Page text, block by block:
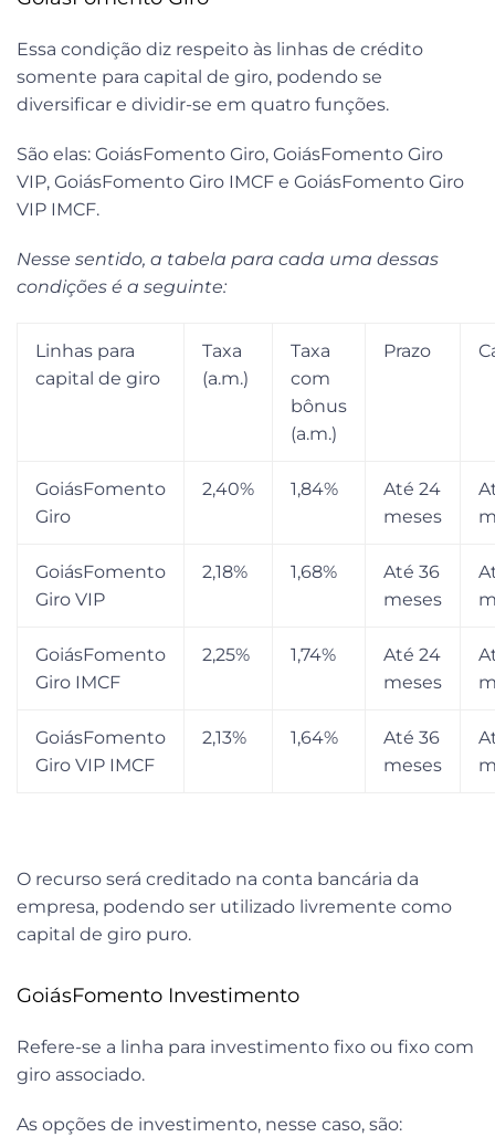
Essa condição diz respeito às linhas de crédito
somente para capital de giro, podendo se
diversificar e dividir-se em quatro funções.
São elas: GoiásFomento Giro, GoiásFomento Giro
VIP, GoiásFomento Giro IMCF e GoiásFomento Giro
VIP IMCF.
Nesse sentido, a tabela para cada uma dessas
condições é a seguinte:
Linhas para
capital de giro
Taxa
(a.m.)
Taxa
com
bônus
(a.m.)
Prazo
GoiásFomento
Giro
2,40% 1,84%
Até 24
meses
GoiásFomento
Giro VIP
2,18% 1,68%
Até 36
meses
GoiásFomento
Giro IMCF
2,25% 1,74%
Até 24
meses
GoiásFomento
Giro VIP IMCF
2,13% 1,64%
Até 36
meses
O recurso será creditado na conta bancária da
empresa, podendo ser utilizado livremente como
capital de giro puro.
GoiásFomento Investimento
Refere-se a linha para investimento fixo ou fixo com
giro associado.
As opções de investimento, nesse caso, são: